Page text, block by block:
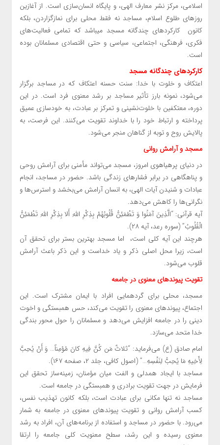
اسلامی، مرکز نشر معارف الهی، و پایگاه انسان‌سازی است. از آغازین
روزهای طلوع اسلام، مساجد نه فقط محلی برای نمازگزاردن، بلکه
کانون کارکردهای چندگانه مسجد میباشد که تمامی فعالیت‌های
فکری، فرهنگی، اجتماعی، سیاسی و حتی اقتصادی مسلمانان بوده
است.
کارکردهای چندگانه مسجد
اعتکاف و خلوت با خدا: سنت حسنه اعتکاف که در مساجد برگزار
می‌شود، نمونه بارز تأثیر مساجد بر رشد معنوی فرد است. در این
دوره، معتکفین با خلوت‌نشینی و تمرکز بر عبادت، به خودسازی عمیق
پرداخته و ارتباط خود را با خداوند تقویت می‌کنند. این فرصت، به
پالایش روح و توبه از گناهان منجر می‌شود.
مسجد و آرامش روانی
در دنیای پرهیاهوی امروز، مسجد می‌تواند مأمنی برای آرامش روحی
و پناهگاهی در برابر فشارهای زندگی باشد. حضور در مساجد، انجام
عبادات و شنیدن آیات الهی، به انسان آرامش می‌بخشد و استرس‌ها و
نگرانی‌ها را کاهش می‌دهد.
آیه قرآنی: “الَّذِينَ آمَنُوا وَ تَطْمَئِنُّ قُلُوبُهُمْ بِذِكْرِ اللَّهِ أَلا بِذِكْرِ اللَّهِ تَطْمَئِنُّ
الْقُلُوبُ” (سوره رعد، آیه ۲۸).
هرچند این آیه کلی است، اما مسجد بهترین بستر برای تحقق آن
است، زیرا محل اصلی ذکر و یاد خداست و این ذکر باعث آرامش
قلوب می‌شود.
تقویت پیوندهای معنوی در جامعه
مسجد، محلی برای گردهمایی افراد با ایمان مشترک است. این
اجتماع، پیوندهای معنوی را تقویت می‌کند، حس همبستگی و اخوت
دینی را در جامعه افزایش می‌دهد و مسلمانان را حول محور بندگی
خدا متحد می‌سازد.
امام صادق (ع) می‌فرماید: “ثلاثٌ مَن كُنَّ فِيهِ كانَ مُؤمِناً… وَ أَنْ يُحِبَّ
لِأَخِيهِ مَا يُحِبُّ لِنَفْسِهِ…” (اصول کافی، جلد ۲، صفحه ۱۶۷).
مساجد با ایجاد همدلی و الفت میان مؤمنان، زمینه‌ساز تحقق این
فرمایش در جهت تقویت برادری و همبستگی در جامعه است.
مساجد نه تنها مکانی برای عبادت است، بلکه کانون تهذیب نفس،
کسب آرامش روانی و تقویت پیوندهای معنوی در جامعه به شمار
می‌رود. با حضور در مساجد و استفاده از برنامه‌های آن، افراد به رشد
معنوی رسیده و این رشد، سطح معنویت کلی جامعه را ارتقا